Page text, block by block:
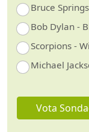
Bruce
Bob Dylan -
Scorpions -
Michael
Vota